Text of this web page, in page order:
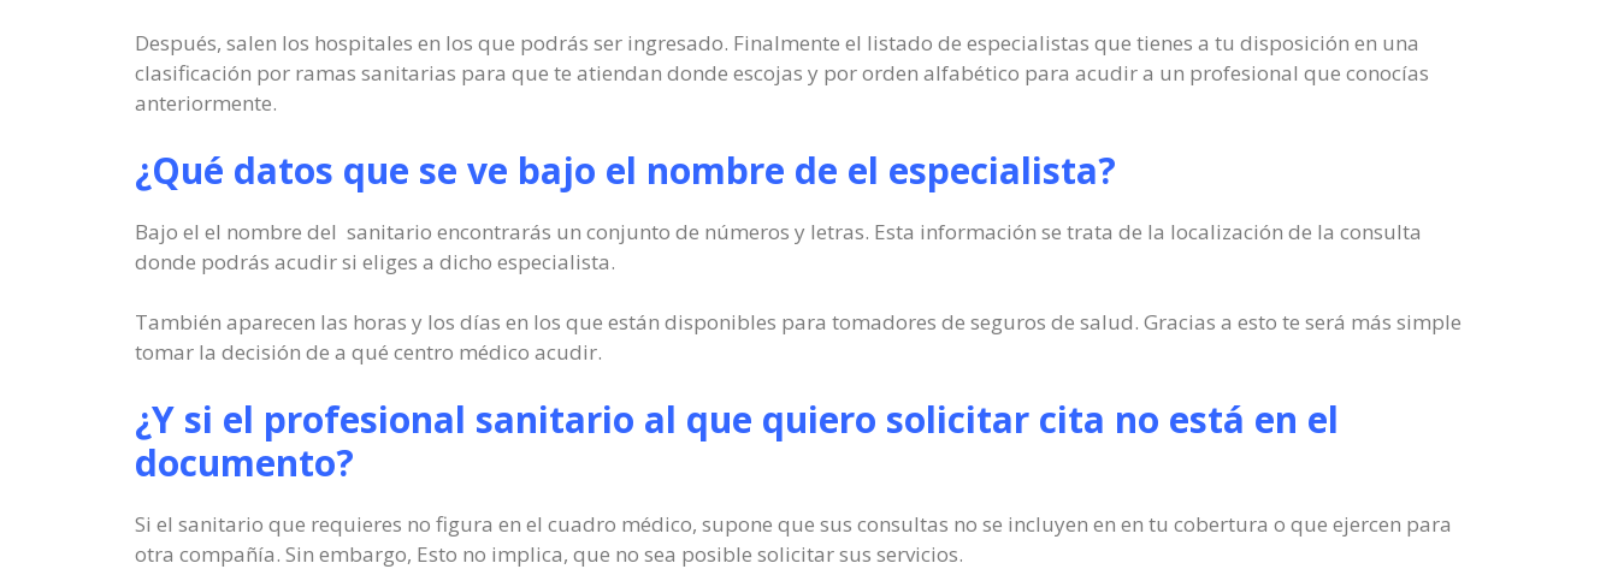
Después, salen los hospitales en los que podrás ser ingresado. Finalmente el listado de especialistas que tienes a tu disposición en una
clasificación por ramas sanitarias para que te atiendan donde escojas y por orden alfabético para acudir a un profesional que conocías
anteriormente.
¿Qué datos que se ve bajo el nombre de el especialista?
Bajo el el nombre del sanitario encontrarás un conjunto de números y letras. Esta información se trata de la localización de la consulta
donde podrás acudir si eliges a dicho especialista.
También aparecen las horas y los días en los que están disponibles para tomadores de seguros de salud. Gracias a esto te será más simple
tomar la decisión de a qué centro médico acudir.
¿Y si el profesional sanitario al que quiero solicitar cita no está en el
documento?
Si el sanitario que requieres no figura en el cuadro médico, supone que sus consultas no se incluyen en en tu cobertura o que ejercen para
otra compañía. Sin embargo, Esto no implica, que no sea posible solicitar sus servicios.